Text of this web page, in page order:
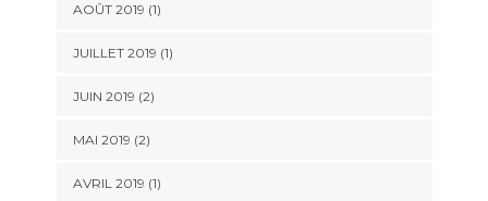
AOÛT 2019 (1)
JUILLET 2019 (1)
JUIN 2019 (2)
MAI 2019 (2)
AVRIL 2019 (1)